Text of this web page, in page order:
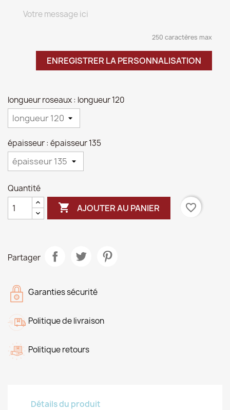
250 caractères max
ENREGISTRER LA PERSONNALISATION
longueur roseaux : longueur 120
épaisseur : épaisseur 135
Quantité
 AJOUTER AU PANIER favorite_border
Partager
Garanties sécurité
Politique de livraison
Politique retours
Détails du produit